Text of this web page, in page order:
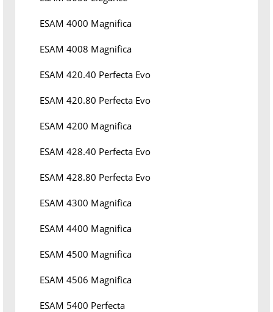
ESAM 4000 Magnifica
ESAM 4008 Magnifica
ESAM 420.40 Perfecta Evo
ESAM 420.80 Perfecta Evo
ESAM 4200 Magnifica
ESAM 428.40 Perfecta Evo
ESAM 428.80 Perfecta Evo
ESAM 4300 Magnifica
ESAM 4400 Magnifica
ESAM 4500 Magnifica
ESAM 4506 Magnifica
ESAM 5400 Perfecta